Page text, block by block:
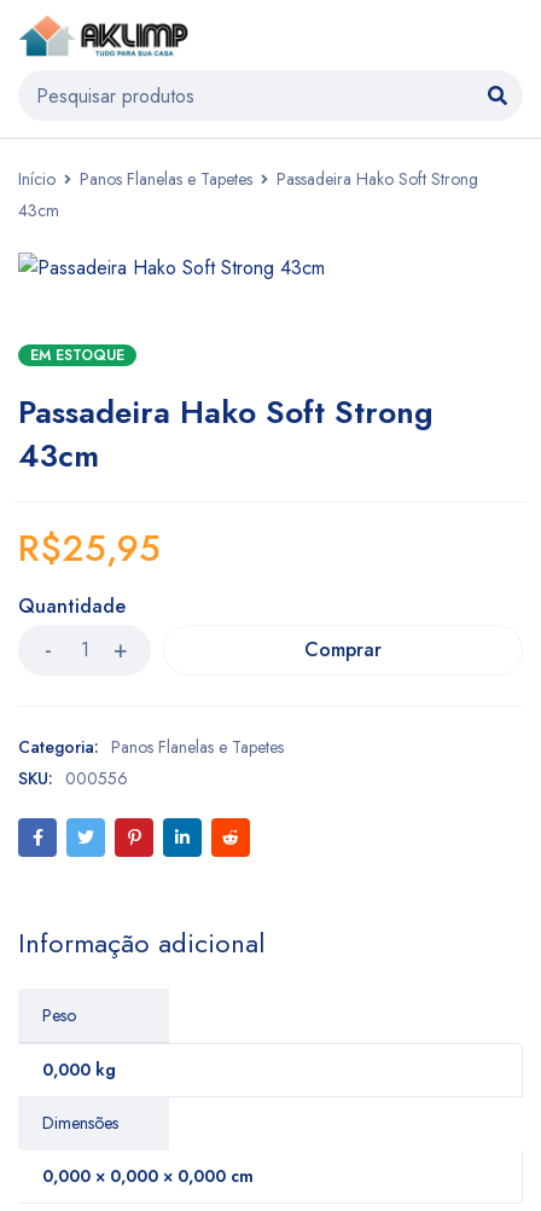
Início Panos Flanelas e Tapetes
Passadeira Hako Soft Strong
43cm
EM ESTOQUE
Passadeira Hako Soft Strong
43cm
R$25,95
Quantidade
Comprar
Categoria: Panos Flanelas e Tapetes
SKU: 000556
Informação adicional
Peso
0,000 kg
Dimensões
0,000 × 0,000 × 0,000 cm